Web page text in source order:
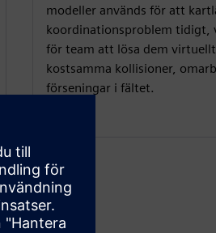
modeller används för att
koordinationsproblem tidigt,
för team att lösa dem
kostsamma kollisioner,
förseningar i fältet.